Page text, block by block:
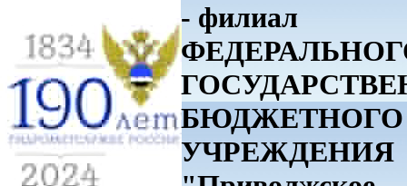
- филиал
БЮДЖЕТНОГО
УЧРЕЖДЕНИЯ